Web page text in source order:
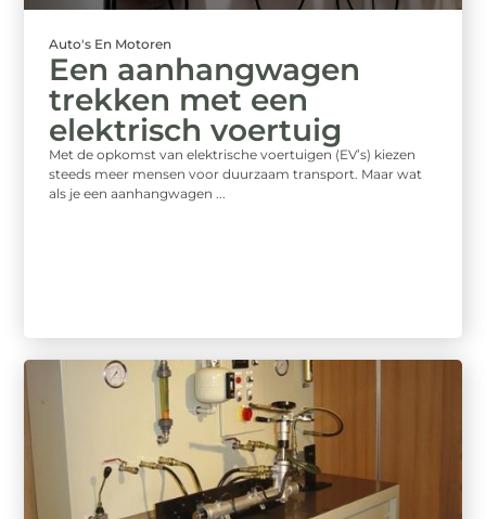
Auto's En Motoren
Een aanhangwagen
trekken met een
elektrisch voertuig
Met de opkomst van elektrische voertuigen (EV’s) kiezen
steeds meer mensen voor duurzaam transport. Maar wat
als je een aanhangwagen ...